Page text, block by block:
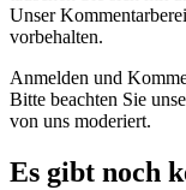
Unser
vorbehalten.
Anmelden und
Bitte beachten Sie
von uns moderiert.
Es gibt noch